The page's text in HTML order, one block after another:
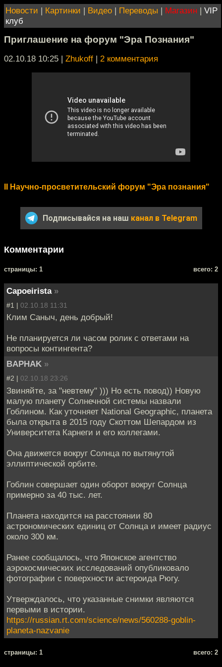
Новости | Картинки | Видео | Переводы | Магазин | VIP
клуб
Приглашение на форум "Эра Познания"
02.10.18 10:25 | Zhukoff | 2 комментария
II Научно-просветительский форум "Эра познания"
Подписывайся на наш канал в Telegram
Комментарии
cтраницы: 1 всего: 2
Capoeirista »
#1 | 02.10.18 11:31
Клим Саныч, день добрый!
Не планируется ли часом ролик с ответами на
вопросы контингента?
BAPHAK »
#2 | 02.10.18 23:26
Звиняйте, за "невтему" ))) Но есть повод)) Новую
малую планету Солнечной системы назвали
Гоблином. Как уточняет National Geographic, планета
была открыта в 2015 году Скоттом Шепардом из
Университета Карнеги и его коллегами.
Она движется вокруг Солнца по вытянутой
эллиптической орбите.
Гоблин совершает один оборот вокруг Солнца
примерно за 40 тыс. лет.
Планета находится на расстоянии 80
астрономических единиц от Солнца и имеет радиус
около 300 км.
Ранее сообщалось, что Японское агентство
аэрокосмических исследований опубликовало
фотографии с поверхности астероида Рюгу.
Утверждалось, что указанные снимки являются
первыми в истории.
https://russian.rt.com/science/news/560288-goblin-
planeta-nazvanie
cтраницы: 1 всего: 2